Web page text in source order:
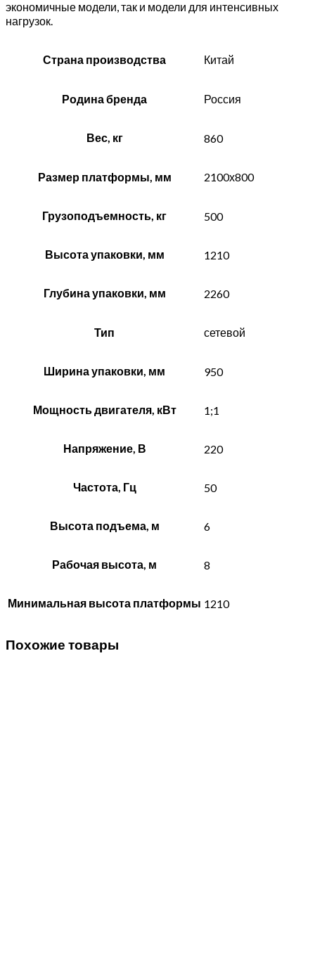
экономичные модели, так и модели для интенсивных
нагрузок.
Страна производства Китай
Родина бренда Россия
Вес, кг 860
Размер платформы, мм 2100х800
Грузоподъемность, кг 500
Высота упаковки, мм 1210
Глубина упаковки, мм 2260
Тип сетевой
Ширина упаковки, мм 950
Мощность двигателя, кВт 1;1
Напряжение, В 220
Частота, Гц 50
Высота подъема, м 6
Рабочая высота, м 8
Минимальная высота платформы 1210
Похожие товары